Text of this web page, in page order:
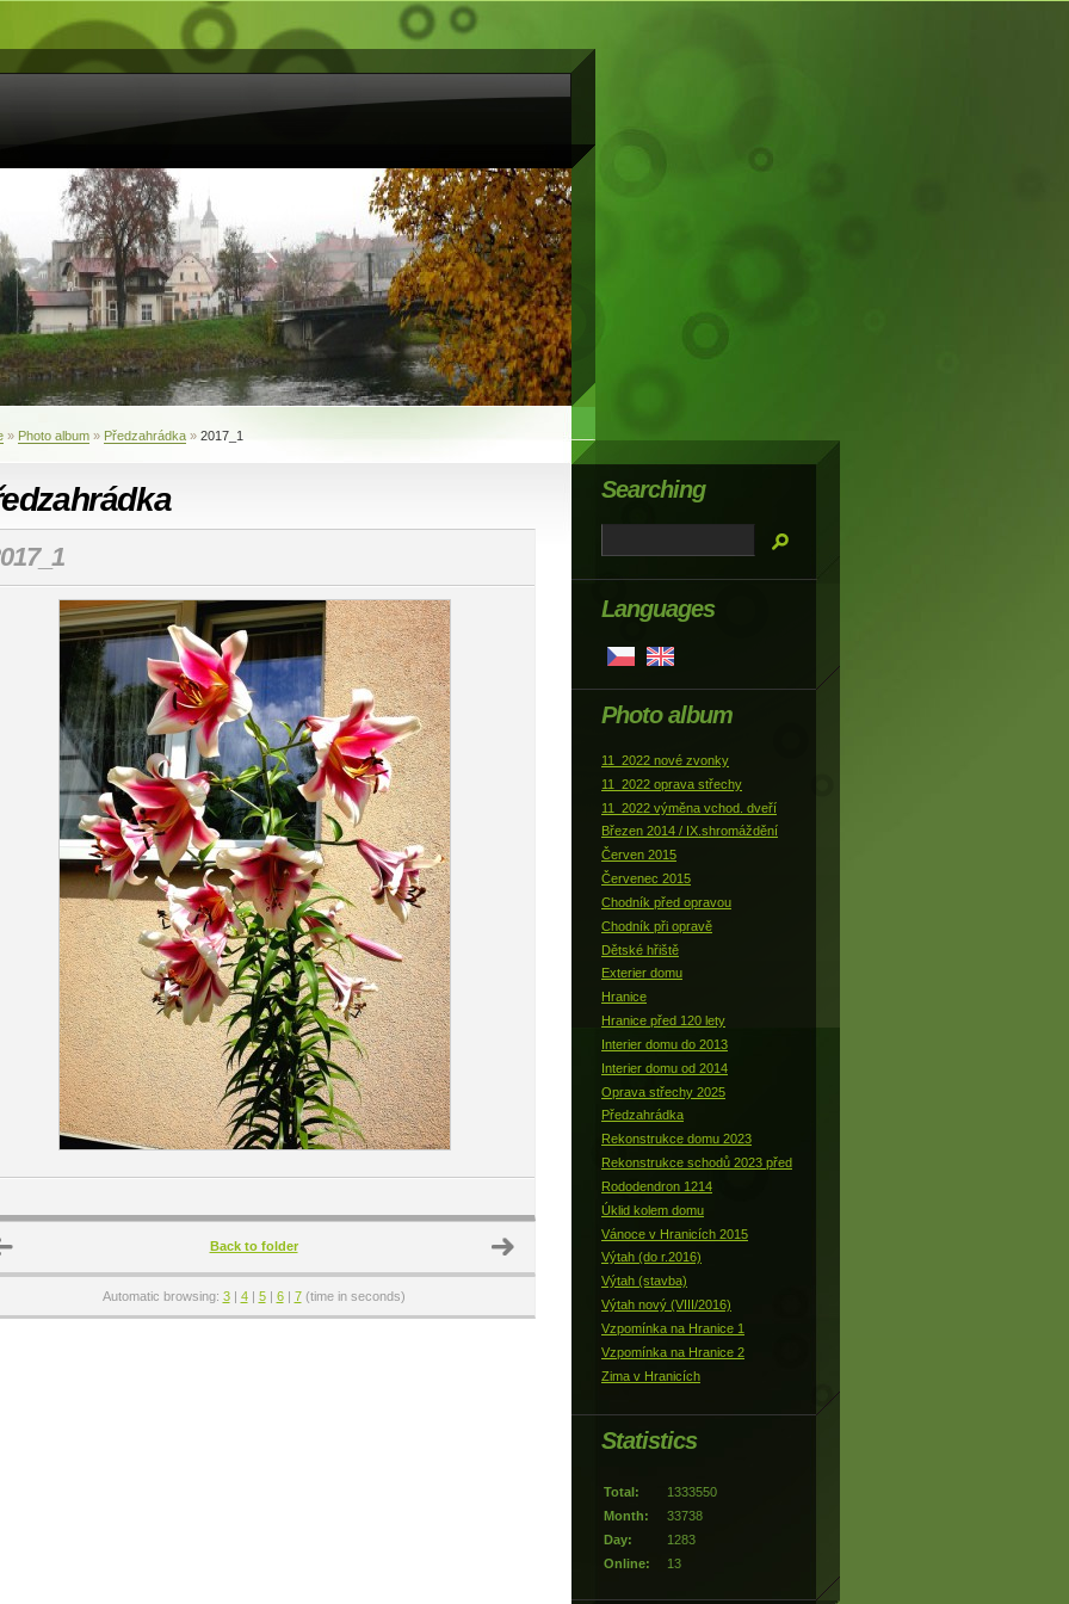
» Photo album » Předzahrádka » 2017_1
Back to folder
Automatic browsing: 3| 4| 5| 6| 7(time in seconds)
Languages
Photo album
11_2022 nové zvonky
11_2022 oprava střechy
11_2022 výměna vchod. dveří
Březen 2014 / IX.shromáždění
Červen 2015
Červenec 2015
Chodník před opravou
Chodník při opravě
Dětské hřiště
Exterier domu
Hranice
Hranice před 120 lety
Interier domu do 2013
Interier domu od 2014
Oprava střechy 2025
Předzahrádka
Rekonstrukce domu 2023
Rekonstrukce schodů 2023 před
Rododendron 1214
Úklid kolem domu
Vánoce v Hranicích 2015
Výtah (do r.2016)
Výtah (stavba)
Výtah nový (VIII/2016)
Vzpomínka na Hranice 1
Vzpomínka na Hranice 2
Zima v Hranicích
Searching
Statistics
Online: 13
Total:
1333550
Month:
33738
Day:
1283